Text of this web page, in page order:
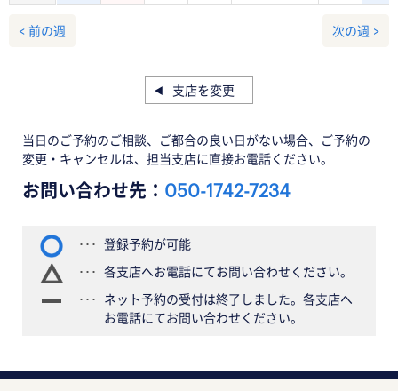
< 前の週 次の週 >
支店を変更
当日のご予約のご相談、ご都合の良い日がない場合、ご予約の
変更・キャンセルは、担当支店に直接お電話ください。
お問い合わせ先： 050-1742-7234
登録予約が可能
各支店へお電話にてお問い合わせください。
ネット予約の受付は終了しました。各支店へ
お電話にてお問い合わせください。